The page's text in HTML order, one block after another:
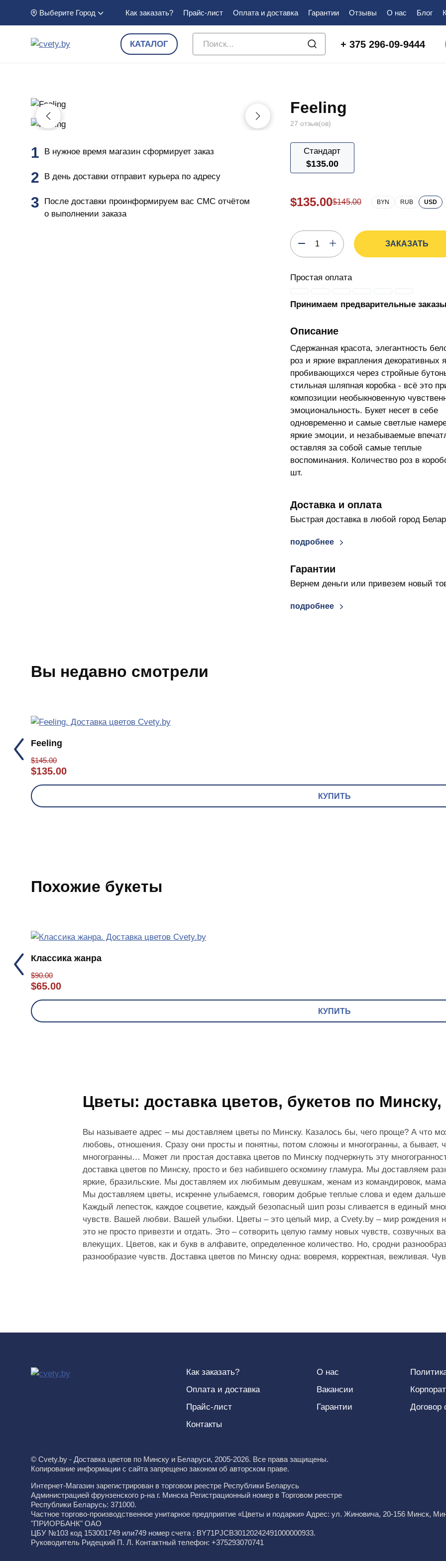
Выберите Город Как заказать? Прайс-лист Оплата и доставка Гарантии Отзывы О нас Блог
КАТАЛОГ + 375 296-09-9444
В нужное время магазин сформирует заказ
В день доставки отправит курьера по адресу
После доставки проинформируем вас СМС отчётом
о выполнении заказа
Feeling
27 отзыв(ов)
Стандарт
$135.00
$135.00$145.00 BYN RUB USD
ЗАКАЗАТЬ
Простая оплата
Принимаем предварительные заказы
Описание
Сдержанная красота, элегантность
роз и яркие вкрапления декоративных
пробивающихся через стройные
стильная шляпная коробка - всё это
композиции необыкновенную
эмоциональность. Букет несет в себе
одновременно и самые светлые
яркие эмоции, и незабываемые
оставляя за собой самые теплые
воспоминания. Количество роз в
шт.
Доставка и оплата
Быстрая доставка в любой город
подробнее
Гарантии
Вернем деньги или привезем новый
подробнее
Вы недавно смотрели
Feeling
$145.00
$135.00
КУПИТЬ
Похожие букеты
Классика жанра
$90.00
$65.00
КУПИТЬ
Цветы: доставка цветов, букетов по
Вы называете адрес – мы доставляем цветы по Минску. Казалось бы, чего проще? А что
любовь, отношения. Сразу они просты и понятны, потом сложны и многогранны, а бывает,
многогранны… Может ли простая доставка цветов по Минску подчеркнуть эту
доставка цветов по Минску, просто и без набившего оскомину гламура. Мы доставляем
яркие, бразильские. Мы доставляем их любимым девушкам, женам из командировок,
Мы доставляем цветы, искренне улыбаемся, говорим добрые теплые слова и едем дальше.
Каждый лепесток, каждое соцветие, каждый безопасный шип розы сливается в единый
чувств. Вашей любви. Вашей улыбки. Цветы – это целый мир, а Cvety.by – мир рождения
это не просто привезти и отдать. Это – сотворить целую гамму новых чувств, созвучных
влекущих. Цветов, как и букв в алфавите, определенное количество. Но, сродни
разнообразие чувств. Доставка цветов по Минску одна: вовремя, корректная, вежливая.
Как заказать?
Оплата и доставка
Прайс-лист
Контакты
О нас
Вакансии
Гарантии
Договор
© Cvety.by - Доставка цветов по Минску и Беларуси, 2005-2026. Все права защищены.
Копирование информации с сайта запрещено законом об авторском праве.
Интернет-Магазин зарегистрирован в торговом реестре Республики Беларусь
Администрацией фрунзенского р-на г. Минска Регистрационный номер в Торговом реестре
Республики Беларусь: 371000.
Частное торгово-производственное унитарное предприятие «Цветы и подарки» Адрес: ул. Жиновича, 20-156 Минск,
"ПРИОРБАНК" ОАО
ЦБУ №103 код 153001749 или749 номер счета : BY71PJCB30120242491000000933.
Руководитель Ридецкий П. Л. Контактный телефон: +375293070741